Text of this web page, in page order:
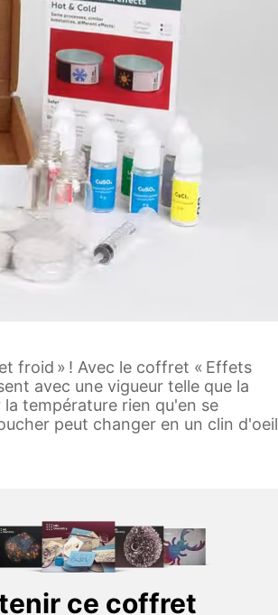
froid » ! Avec le coffret « Effets
avec une vigueur telle que la
température rien qu'en se
peut changer en un clin d'oeil
ce coffret